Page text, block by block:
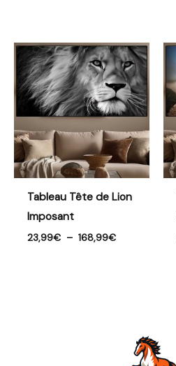
Tableau Tête de Lion
Imposant
23,99€ – 168,99€
Plage
de
prix :
23,99€
à
168,99€